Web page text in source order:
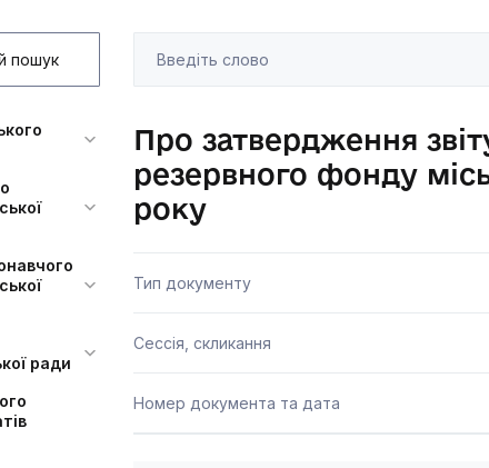
пошук
ради
Про затвердження
резервного фонду
року
Тип документу
Сессія, скликання
Номер документа та дата